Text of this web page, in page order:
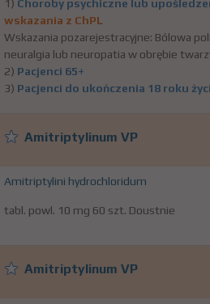
1) Choroby psychiczne lub
wskazania z ChPL
Wskazania pozarejestracyjne: Bólowa
neuralgia lub neuropatia w obrębie
2) Pacjenci 65+
3) Pacjenci do ukończenia 18 roku
Amitriptylinum VP
Amitriptylini hydrochloridum
tabl. powl. 10 mg 60 szt. Doustnie
Amitriptylinum VP